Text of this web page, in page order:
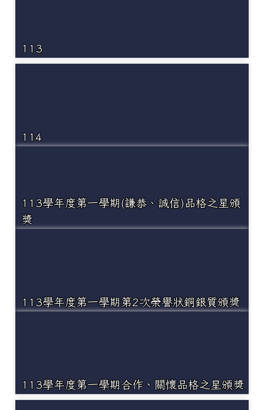
113
114
113學年度第一學期(謙恭、誠信)品格之星頒
獎
113學年度第一學期第2次榮譽狀銅銀質頒獎
113學年度第一學期合作、關懷品格之星頒獎